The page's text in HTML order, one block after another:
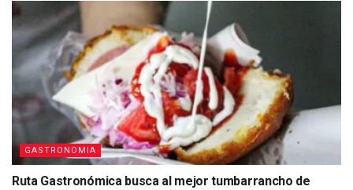
GASTRONOMIA
Ruta Gastronómica busca al mejor tumbarrancho de